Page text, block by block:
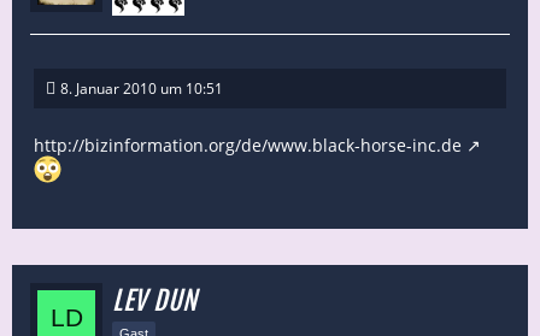
8. Januar 2010 um 10:51
http://bizinformation.org/de/www.black-horse-inc.de
LEV DUN
Gast